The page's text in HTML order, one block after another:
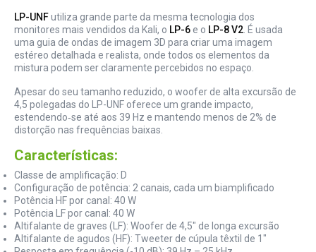
LP-UNFutiliza grande parte da mesma tecnologia dos
monitores mais vendidos da Kali, o LP-6e o LP-8 V2. É usada
uma guia de ondas de imagem 3D para criar uma imagem
estéreo detalhada e realista, onde todos os elementos da
mistura podem ser claramente percebidos no espaço.
Apesar do seu tamanho reduzido, o woofer de alta excursão de
4,5 polegadas do LP-UNF oferece um grande impacto,
estendendo‑se até aos 39 Hz e mantendo menos de 2% de
distorção nas frequências baixas.
Características:
Classe de amplificação: D
Configuração de potência: 2 canais, cada um biamplificado
Potência HF por canal: 40 W
Potência LF por canal: 40 W
Altifalante de graves (LF): Woofer de 4,5" de longa excursão
Altifalante de agudos (HF): Tweeter de cúpula têxtil de 1"